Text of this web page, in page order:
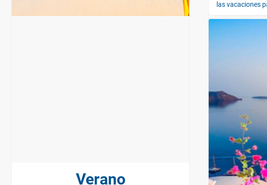
Verano
las vacaciones